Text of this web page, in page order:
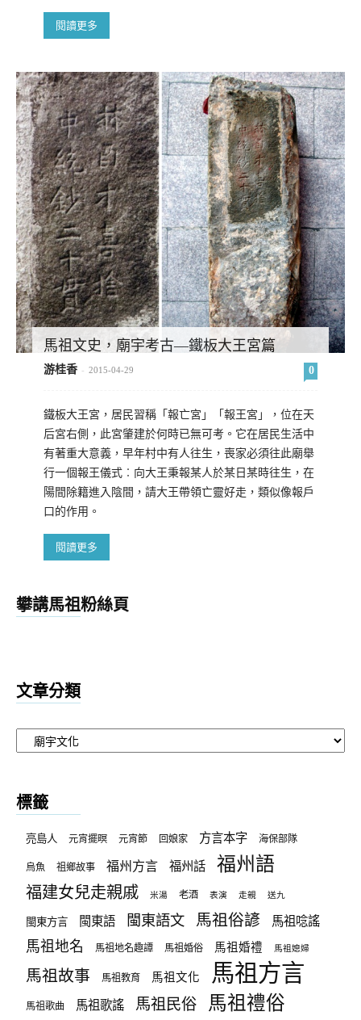
閱讀更多
馬祖文史，廟宇考古—鐵板大王宮篇
游桂香 - 2015-04-29 0
鐵板大王宮，居民習稱「報亡宮」「報王宮」，位在天
后宮右側，此宮肇建於何時已無可考。它在居民生活中
有著重大意義，早年村中有人往生，喪家必須往此廟舉
行一個報王儀式︰向大王秉報某人於某日某時往生，在
陽間除籍進入陰間，請大王帶領亡靈好走，類似像報戶
口的作用。
閱讀更多
攀講馬祖粉絲頁
文章分類
文
標籤
亮島人 元宵擺暝 元宵節 回娘家 方言本字 海保部隊
烏魚 祖鄉故事 福州方言 福州話 福州語
福建女兒走親戚 米湯 老酒 表演 走親 送九
閩東方言 閩東語 閩東語文 馬祖俗諺 馬祖唸謠
馬祖地名 馬祖地名趣譚 馬祖婚俗 馬祖婚禮 馬祖媳婦
馬祖故事 馬祖教育 馬祖文化 馬祖方言
馬祖歌曲 馬祖歌謠 馬祖民俗 馬祖禮俗